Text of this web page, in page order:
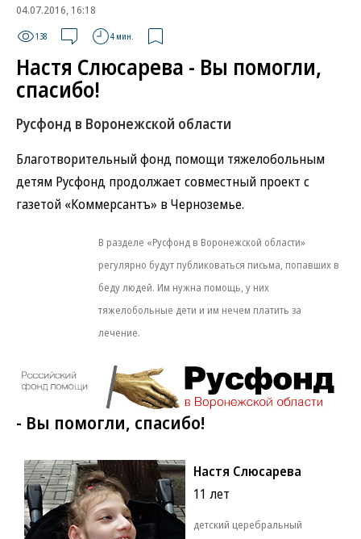
04.07.2016, 16:18
138 4 мин.
Настя Слюсарева - Вы помогли,
спасибо!
Русфонд в Воронежской области
Благотворительный фонд помощи тяжелобольным
детям Русфонд продолжает совместный проект с
газетой «Коммерсантъ» в Черноземье.
В разделе «Русфонд в Воронежской области»
регулярно будут публиковаться письма, попавших в
беду людей. Им нужна помощь, у них
тяжелобольные дети и им нечем платить за
лечение.
- Вы помогли, спасибо!
Настя Слюсарева
11 лет
детский церебральный